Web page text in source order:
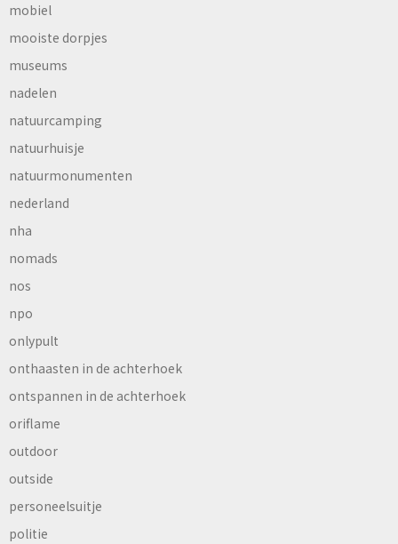
mobiel
mooiste dorpjes
museums
nadelen
natuurcamping
natuurhuisje
natuurmonumenten
nederland
nha
nomads
nos
npo
onlypult
onthaasten in de achterhoek
ontspannen in de achterhoek
oriflame
outdoor
outside
personeelsuitje
politie